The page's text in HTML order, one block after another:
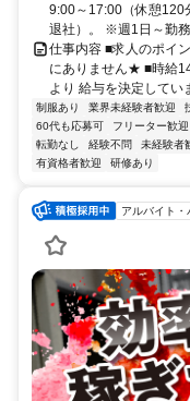
9:00～17:00（休憩120
退社）。 ※週1日～勤
仕事内容 ■求人のポイ
にありません★ ■時給
より 給与を決定してい
制服あり 業界未経験者歓迎
60代も応募可
フリーター歓迎
転勤なし
経験不問 未経験者
有資格者歓迎
研修あり
アルバイト・